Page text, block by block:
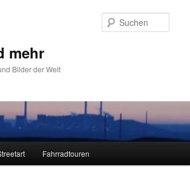
mehr
Bilder der Welt
Fahrradtouren